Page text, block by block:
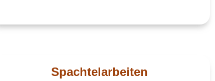
Spachtelarbeiten